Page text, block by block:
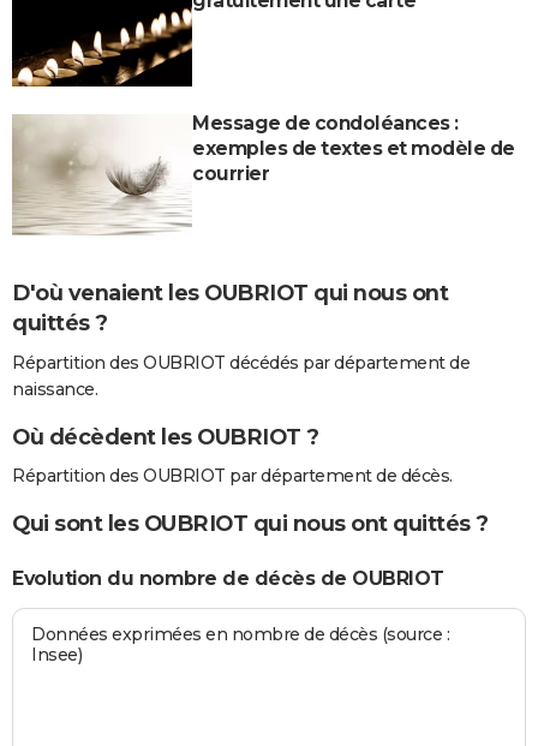
Message de condoléances :
exemples de textes et modèle de
courrier
D'où venaient les OUBRIOT qui nous ont
quittés ?
Répartition des OUBRIOT décédés par département de
naissance.
Où décèdent les OUBRIOT ?
Répartition des OUBRIOT par département de décès.
Qui sont les OUBRIOT qui nous ont quittés ?
Evolution du nombre de décès de OUBRIOT
Données exprimées en nombre de décès (source :
Insee)